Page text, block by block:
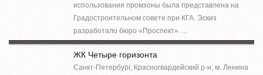
использования промзоны была представлена на
Градостроительном совете при КГА. Эскиз
разработало бюро «Проспект». ...
ЖК Четыре горизонта
Санкт-Петербург, Красногвардейский р-н, м. Ленина